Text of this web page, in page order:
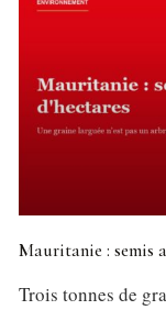
Mauritanie : semis
Trois tonnes de